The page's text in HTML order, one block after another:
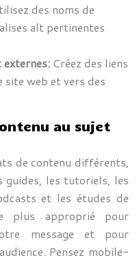
des noms de
alt pertinentes
externes: Créez des liens
site web et vers des
au sujet
de contenu différents,
guides, les tutoriels, les
et les études de
plus approprié pour
message et pour
Pensez mobile-